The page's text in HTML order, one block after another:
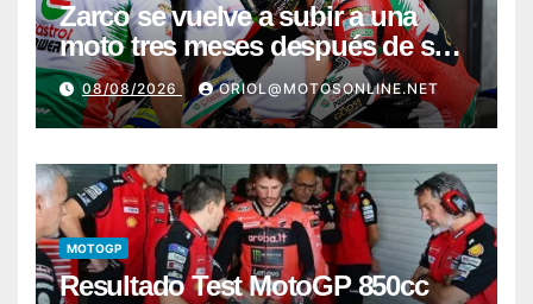
Zarco se vuelve a subir a una
moto tres meses después de su
grave lesión
08/08/2026 ORIOL@MOTOSONLINE.NET
MOTOGP
Resultado Test MotoGP 850cc